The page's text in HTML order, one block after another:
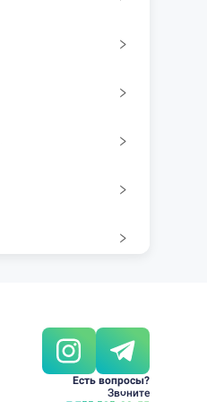
Есть вопросы?
Звоните